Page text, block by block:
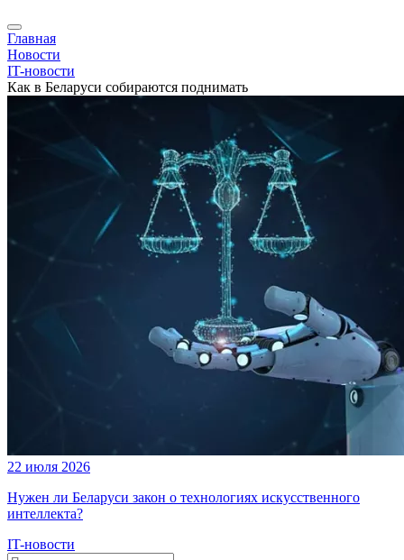
Главная
Новости
IT-новости
Как в Беларуси собираются поднимать
22 июля 2026
Нужен ли Беларуси закон о технологиях искусственного
интеллекта?
IT-новости